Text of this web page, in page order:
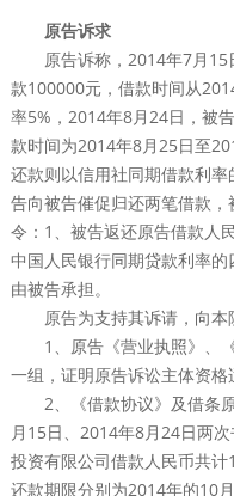
原告诉求
原告诉称，2014年7月
款100000元，借款时间从
率5%，2014年8月24日，被
款时间为2014年8月25日至
还款则以信用社同期借款利
告向被告催促归还两笔借款
令：1、被告返还原告借款人
中国人民银行同期贷款利率
由被告承担。
原告为支持其诉请，向本
1、原告《营业执照》、
一组，证明原告诉讼主体资格
2、《借款协议》及借条
月15日、2014年8月24日两
投资有限公司借款人民币共
还款期限分别为2014年的10